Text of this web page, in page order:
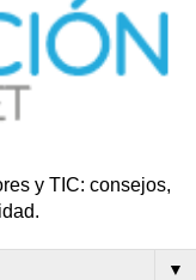
y TIC: consejos,
▼